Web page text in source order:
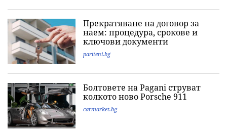
Прекратяване на договор за
наем: процедура, срокове и
ключови документи
pariteni.bg
Болтовете на Pagani струват
колкото ново Porsche 911
carmarket.bg